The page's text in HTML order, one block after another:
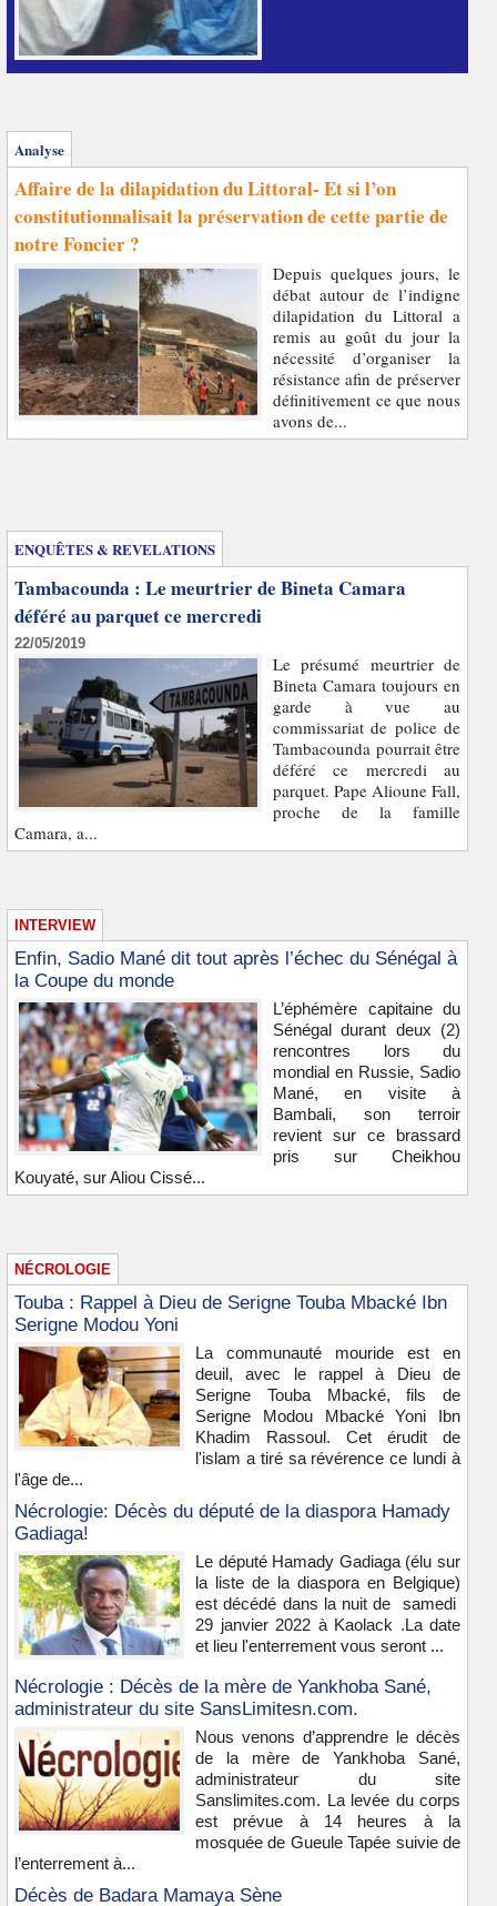
Analyse
Affaire de la dilapidation du Littoral- Et si l’on
constitutionnalisait la préservation de cette partie de
notre Foncier ?
Depuis quelques jours, le
débat autour de l’indigne
dilapidation du Littoral a
remis au goût du jour la
nécessité d’organiser la
résistance afin de préserver
définitivement ce que nous
avons de...
ENQUÊTES & REVELATIONS
Tambacounda : Le meurtrier de Bineta Camara
déféré au parquet ce mercredi
22/05/2019
Le présumé meurtrier de
Bineta Camara toujours en
garde à vue au
commissariat de police de
Tambacounda pourrait être
déféré ce mercredi au
parquet. Pape Alioune Fall,
proche de la famille
Camara, a...
INTERVIEW
Enfin, Sadio Mané dit tout après l’échec du Sénégal à
la Coupe du monde
L’éphémère capitaine du
Sénégal durant deux (2)
rencontres lors du
mondial en Russie, Sadio
Mané, en visite à
Bambali, son terroir
revient sur ce brassard
pris sur Cheikhou
Kouyaté, sur Aliou Cissé...
NÉCROLOGIE
Touba : Rappel à Dieu de Serigne Touba Mbacké Ibn
Serigne Modou Yoni
La communauté mouride est en
deuil, avec le rappel à Dieu de
Serigne Touba Mbacké, fils de
Serigne Modou Mbacké Yoni Ibn
Khadim Rassoul. Cet érudit de
l'islam a tiré sa révérence ce lundi à
l'âge de...
Nécrologie: Décès du député de la diaspora Hamady
Gadiaga!
Le député Hamady Gadiaga (élu sur
la liste de la diaspora en Belgique)
est décédé dans la nuit de samedi
29 janvier 2022 à Kaolack .La date
et lieu l'enterrement vous seront ...
Nécrologie : Décès de la mère de Yankhoba Sané,
administrateur du site SansLimitesn.com.
Nous venons d’apprendre le décès
de la mère de Yankhoba Sané,
administrateur du site
Sanslimites.com. La levée du corps
est prévue à 14 heures à la
mosquée de Gueule Tapée suivie de
l’enterrement à...
Décès de Badara Mamaya Sène